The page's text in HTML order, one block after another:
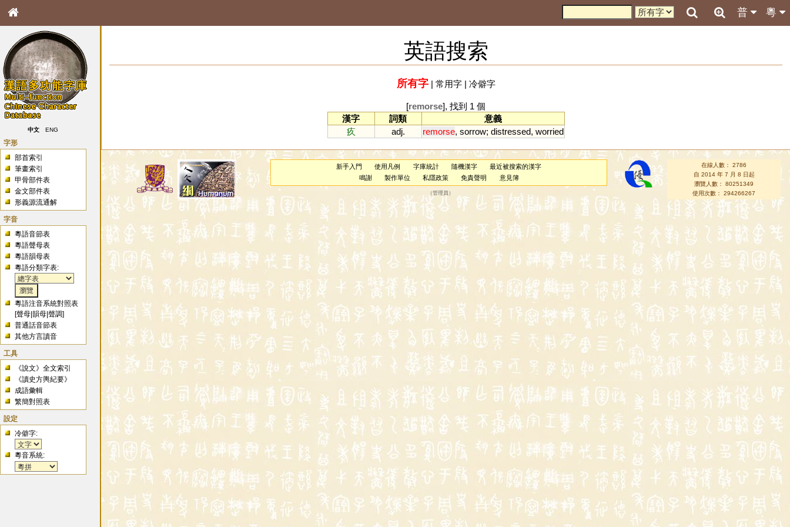
粵
普
中文 ENG
字形
部首索引
筆畫索引
甲骨部件表
金文部件表
形義源流通解
字音
粵語音節表
粵語聲母表
粵語韻母表
粵語分類字表:
粵語注音系統對照表
[聲母 |韻母 |聲調]
普通話音節表
其他方言讀音
工具
《說文》全文索引
《讀史方輿紀要》
成語彙輯
繁簡對照表
設定
冷僻字:
粵音系統:
英語搜索
所有字| 常用字| 冷僻字
[remorse], 找到 1 個
漢字
詞類
意義
疚
adj. remorse, sorrow; distressed, worried
新手入門 使用凡例 字庫統計 隨機漢字
最近被搜索的漢字
鳴謝
製作單位 私隱政策 免責聲明 意見簿
（管理員 ）
在線人數： 2786
自 2014 年 7 月 8 日起
瀏覽人數： 80251349
使用次數： 294266267